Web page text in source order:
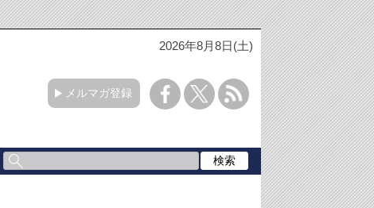
2026年8月8日(土)
メルマガ登録